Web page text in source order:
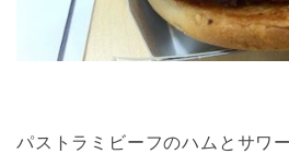
パストラミビーフのハムとサワ